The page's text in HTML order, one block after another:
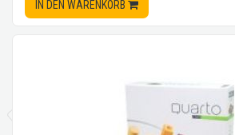
IN DEN WARENKORB